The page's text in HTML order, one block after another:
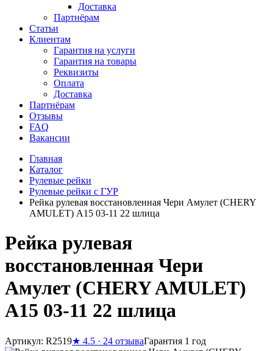
Доставка
Партнёрам
Статьи
Клиентам
Гарантия на услуги
Гарантия на товары
Реквизиты
Оплата
Доставка
Партнёрам
Отзывы
FAQ
Вакансии
Главная
Каталог
Рулевые рейки
Рулевые рейки с ГУР
Рейка рулевая восстановленная Чери Амулет (CHERY
AMULET) A15 03-11 22 шлица
Рейка рулевая
восстановленная Чери
Амулет (CHERY AMULET)
A15 03-11 22 шлица
Артикул: R2519★ 4.5 · 24 отзываГарантия 1 год